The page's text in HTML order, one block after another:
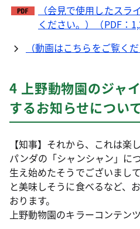
（会見で使用したス
ください。）（PDF：
（動画はこちらをご覧くだ
4 上野動物園のジャ
するお知らせについ
【知事】それから、これは楽
パンダの「シャンシャン」に
生え始めたそうでございまし
と美味しそうに食べるなど、
おります。
上野動物園のキラーコンテン